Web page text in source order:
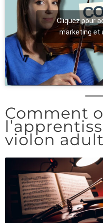
Cliquez pour
marketing et
Comment
violon